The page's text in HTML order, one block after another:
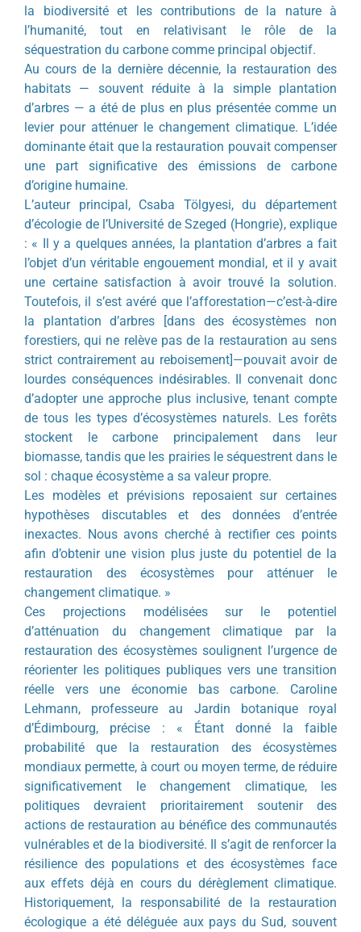
la biodiversité et les contributions de la nature à
l’humanité, tout en relativisant le rôle de la
séquestration du carbone comme principal objectif.
Au cours de la dernière décennie, la restauration des
habitats — souvent réduite à la simple plantation
d’arbres — a été de plus en plus présentée comme un
levier pour atténuer le changement climatique. L’idée
dominante était que la restauration pouvait compenser
une part significative des émissions de carbone
d’origine humaine.
L’auteur principal, Csaba Tölgyesi, du département
d’écologie de l’Université de Szeged (Hongrie), explique
: « Il y a quelques années, la plantation d’arbres a fait
l’objet d’un véritable engouement mondial, et il y avait
une certaine satisfaction à avoir trouvé la solution.
Toutefois, il s’est avéré que l’afforestation—c’est-à-dire
la plantation d’arbres [dans des écosystèmes non
forestiers, qui ne relève pas de la restauration au sens
strict contrairement au reboisement]—pouvait avoir de
lourdes conséquences indésirables. Il convenait donc
d’adopter une approche plus inclusive, tenant compte
de tous les types d’écosystèmes naturels. Les forêts
stockent le carbone principalement dans leur
biomasse, tandis que les prairies le séquestrent dans le
sol : chaque écosystème a sa valeur propre.
Les modèles et prévisions reposaient sur certaines
hypothèses discutables et des données d’entrée
inexactes. Nous avons cherché à rectifier ces points
afin d’obtenir une vision plus juste du potentiel de la
restauration des écosystèmes pour atténuer le
changement climatique. »
Ces projections modélisées sur le potentiel
d’atténuation du changement climatique par la
restauration des écosystèmes soulignent l’urgence de
réorienter les politiques publiques vers une transition
réelle vers une économie bas carbone. Caroline
Lehmann, professeure au Jardin botanique royal
d’Édimbourg, précise : « Étant donné la faible
probabilité que la restauration des écosystèmes
mondiaux permette, à court ou moyen terme, de réduire
significativement le changement climatique, les
politiques devraient prioritairement soutenir des
actions de restauration au bénéfice des communautés
vulnérables et de la biodiversité. Il s’agit de renforcer la
résilience des populations et des écosystèmes face
aux effets déjà en cours du dérèglement climatique.
Historiquement, la responsabilité de la restauration
écologique a été déléguée aux pays du Sud, souvent